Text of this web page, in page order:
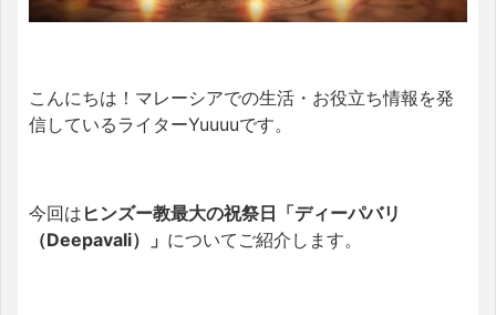
こんにちは！マレーシアでの生活・お役立ち情報を発
信しているライターYuuuuです。
今回は ヒンズー教最大の祝祭日「ディーパバリ
（Deepavali）」 についてご紹介します。